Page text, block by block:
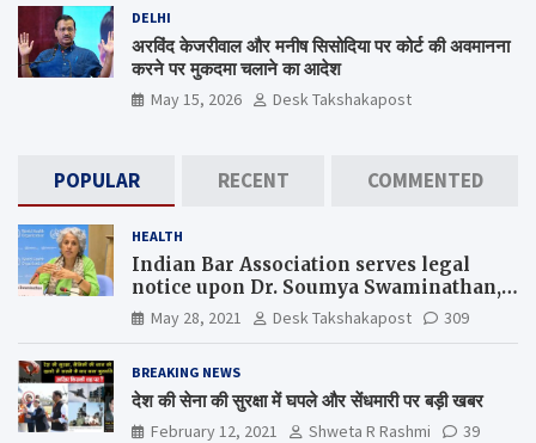
DELHI
अरविंद केजरीवाल और मनीष सिसोदिया पर कोर्ट की अवमानना
करने पर मुकदमा चलाने का आदेश
May 15, 2026 Desk Takshakapost
POPULAR RECENT COMMENTED
HEALTH
Indian Bar Association serves legal
notice upon Dr. Soumya Swaminathan,
the Chief Scientist, WHO
May 28, 2021 Desk Takshakapost 309
BREAKING NEWS
देश की सेना की सुरक्षा में घपले और सेंधमारी पर बड़ी खबर
February 12, 2021 Shweta R Rashmi 39